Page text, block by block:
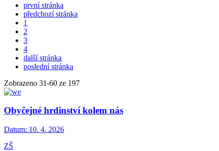
první stránka
předchozí stránka
1
2
3
4
další stránka
poslední stránka
Zobrazeno 31-60 ze 197
Obyčejné hrdinství kolem nás
Datum: 10. 4. 2026
ZŠ